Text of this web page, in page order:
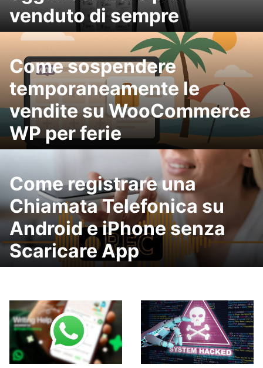
venduto di sempre
Come sospendere
temporaneamente le
vendite su WooCommerce
WP per ferie
Come registrare una
Chiamata Telefonica su
Android e iPhone senza
Scaricare App